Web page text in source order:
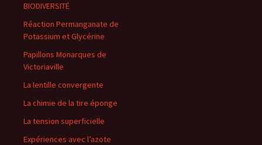
BIODIVERSITÉ
Réaction Permanganate de
Potassium et Glycérine
Papillons Monarques de
Victoriaville
La lentille convergente
La chimie de la tire éponge
La tension superficielle
Expériences avec l’azote